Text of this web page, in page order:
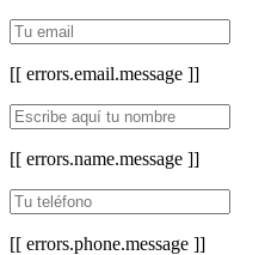
[[ errors.email.message ]]
[[ errors.name.message ]]
[[ errors.phone.message ]]